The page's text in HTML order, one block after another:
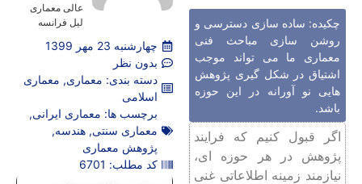
چکیده: ساده سازی دسترسی و
روشن سازی مباحث فنی
معماری ما می تواند موجب
اشتیاق در شکل گیری پژوهش
هایی نو آورانه در این حوزه
باشد.
اگر قبول کنیم که فرایند
پژوهش در هر حوزه ای،
نیازمند زمینه اطلاعاتی غنی
عالی معماری
لیل فرانسه
چهارشنبه 23 مهر 1399
بدون نظر
دسته بندی: معماری, معماری
اسلامی
برچسب ها: معماری ایرانی,
معماری سنتی, هندسه,
پژوهش معماری
کد مطلب: 6701